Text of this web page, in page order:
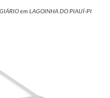
em LAGOINHA DO PIAUÍ-PI